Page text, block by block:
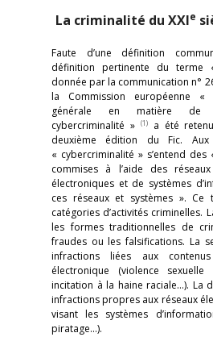
La criminalité du XXIe
Faute d’une définition
définition pertinente du terme
donnée par la communication n°
la Commission européenne «
générale en matière
cybercriminalité » (1)a été
deuxième édition du Fic.
« cybercriminalité » s’entend
commises à l’aide des
électroniques et de systèmes
ces réseaux et systèmes ». Ce
catégories d’activités criminelles.
les formes traditionnelles de
fraudes ou les falsifications. La
infractions liées aux
électronique (violence
incitation à la haine raciale…). La
infractions propres aux réseaux
visant les systèmes
piratage…).